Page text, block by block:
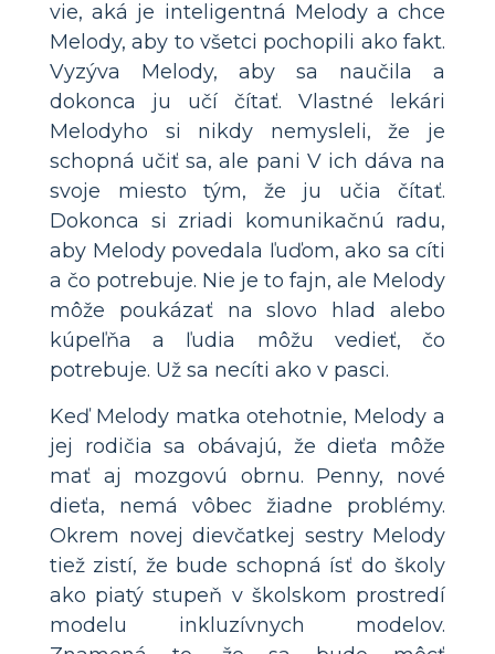
vie, aká je inteligentná Melody a chce
Melody, aby to všetci pochopili ako fakt.
Vyzýva Melody, aby sa naučila a
dokonca ju učí čítať. Vlastné lekári
Melodyho si nikdy nemysleli, že je
schopná učiť sa, ale pani V ich dáva na
svoje miesto tým, že ju učia čítať.
Dokonca si zriadi komunikačnú radu,
aby Melody povedala ľuďom, ako sa cíti
a čo potrebuje. Nie je to fajn, ale Melody
môže poukázať na slovo hlad alebo
kúpeľňa a ľudia môžu vedieť, čo
potrebuje. Už sa necíti ako v pasci.
Keď Melody matka otehotnie, Melody a
jej rodičia sa obávajú, že dieťa môže
mať aj mozgovú obrnu. Penny, nové
dieťa, nemá vôbec žiadne problémy.
Okrem novej dievčatkej sestry Melody
tiež zistí, že bude schopná ísť do školy
ako piatý stupeň v školskom prostredí
modelu inkluzívnych modelov.